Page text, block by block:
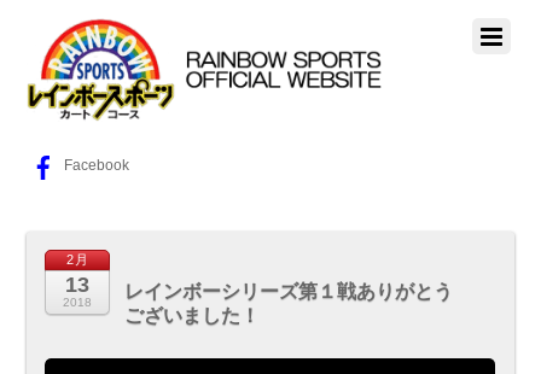
Facebook
2月
13
2018
レインボーシリーズ第１戦ありがとう
ございました！